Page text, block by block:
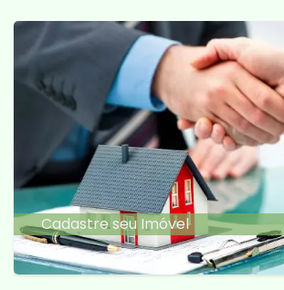
Cadastre seu Imóvel